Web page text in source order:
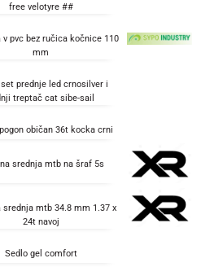
free velotyre ##
v pvc bez ručica kočnice 110
mm
prednje led crnosilver i
treptač cat sibe-sail
običan 36t kocka crni
srednja mtb na šraf 5s
srednja mtb 34.8 mm 1.37 x
24t navoj
Sedlo gel comfort